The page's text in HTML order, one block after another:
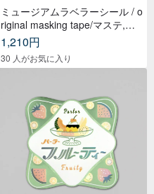
ミュージアムラベラーシール / o
riginal masking tape/マステ,美
纹纸胶带,文具,ステーショナリ
ー,紙もの,紙膠帶,贴纸
1,210円
30 人がお気に入り